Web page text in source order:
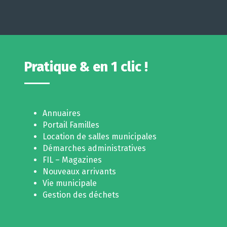
Pratique & en 1 clic !
Annuaires
Portail Familles
Location de salles municipales
Démarches administratives
FIL – Magazines
Nouveaux arrivants
Vie municipale
Gestion des déchets